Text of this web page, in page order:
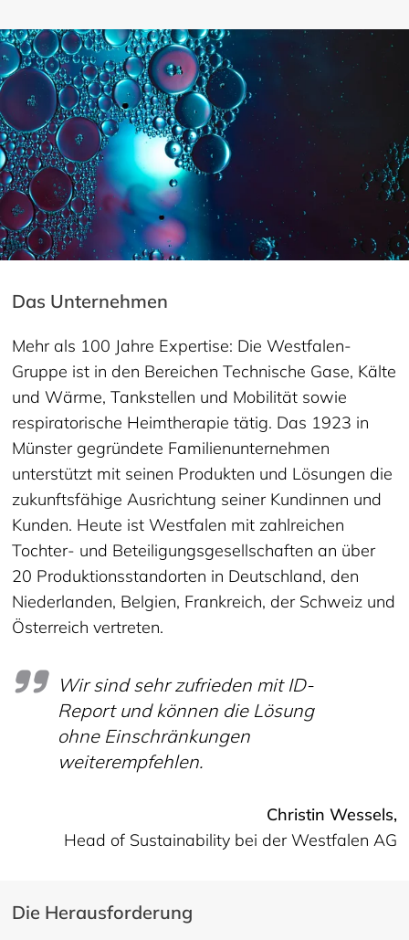
Das Unternehmen
Mehr als 100 Jahre Expertise: Die Westfalen-
Gruppe ist in den Bereichen Technische Gase, Kälte
und Wärme, Tankstellen und Mobilität sowie
respiratorische Heimtherapie tätig. Das 1923 in
Münster gegründete Familienunternehmen
unterstützt mit seinen Produkten und Lösungen die
zukunftsfähige Ausrichtung seiner Kundinnen und
Kunden. Heute ist Westfalen mit zahlreichen
Tochter- und Beteiligungsgesellschaften an über
20 Produktionsstandorten in Deutschland, den
Niederlanden, Belgien, Frankreich, der Schweiz und
Österreich vertreten.
Wir sind sehr zufrieden mit ID-
Report und können die Lösung
ohne Einschränkungen
weiterempfehlen.
Christin Wessels,
Head of Sustainability bei der Westfalen AG
Die Herausforderung